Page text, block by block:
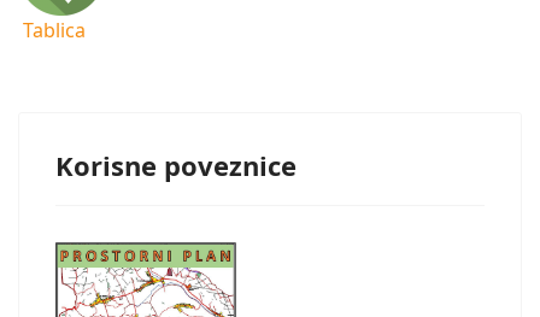
Tablica
Korisne poveznice